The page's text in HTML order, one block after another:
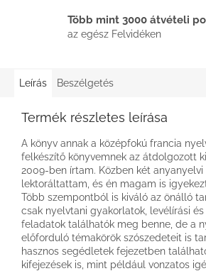
Több mint 3000 átvételi
az egész Felvidéken
Leírás Beszélgetés
Termék részletes leírása
A könyv annak a középfokú francia
felkészítő könyvemnek az átdolgozott
2009-ben írtam. Közben két
lektoráltattam, és én magam is
Több szempontból is kiváló az önálló
csak nyelvtani gyakorlatok, levélírási
feladatok találhatók meg benne, de a
előforduló témakörök szószedeteit is
hasznos segédletek fejezetben
kifejezések is, mint például vonzatos